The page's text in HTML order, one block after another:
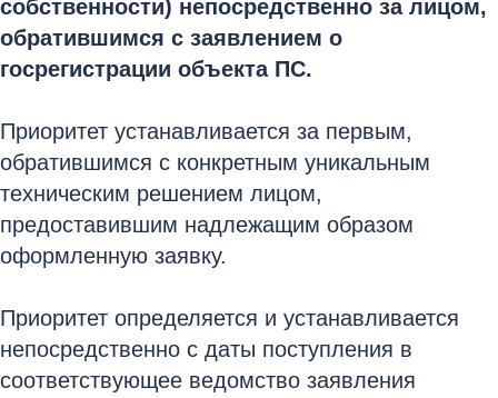
собственности) непосредственно за лицом,
обратившимся с заявлением о
госрегистрации объекта ПС.
Приоритет устанавливается за первым,
обратившимся с конкретным уникальным
техническим решением лицом,
предоставившим надлежащим образом
оформленную заявку.
Приоритет определяется и устанавливается
непосредственно с даты поступления в
соответствующее ведомство заявления